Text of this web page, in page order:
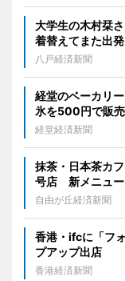
大学生の木村栞
着替えてまた出発
八戸経済新聞
経堂のベーカリ
氷を500円で販売
経堂経済新聞
抹茶・日本茶カ
号店 新メニュー
自由が丘経済新聞
香港・ifcに「フ
プアップ出店
香港経済新聞